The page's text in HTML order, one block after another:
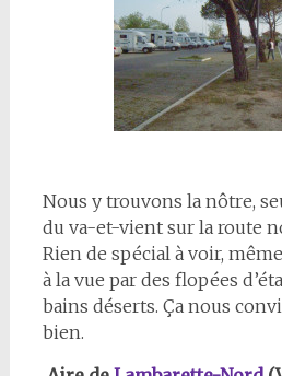
Nous y trouvons la nôtre,
du va-et-vient sur la route
Rien de spécial à voir,
à la vue par des flopées
bains déserts. Ça nous
bien.